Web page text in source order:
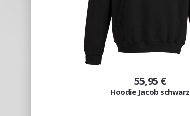
55,95 €
Hoodie Jacob schwarz